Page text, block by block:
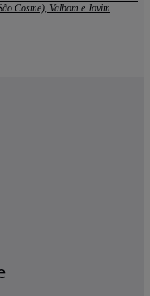
Cosme), Valbom e Jovim